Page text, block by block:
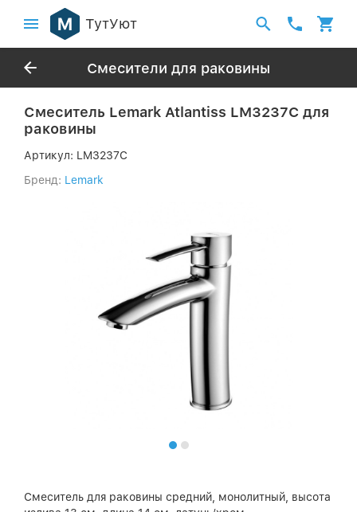
ТутУют
Смесители для раковины
Смеситель Lemark Atlantiss LM3237C для
раковины
Артикул: LM3237C
Бренд: Lemark
Смеситель для раковины средний, монолитный, высота